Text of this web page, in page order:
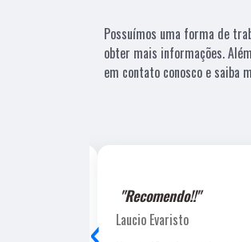
Possuímos uma forma de
obter mais informações.
em contato conosco e saiba
"Recomendo!!"
Laucio Evaristo